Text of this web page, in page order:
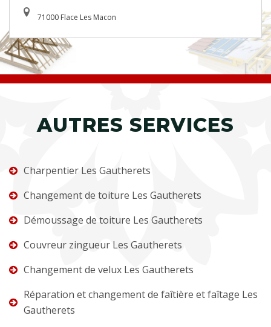
71000 Flace Les Macon
AUTRES SERVICES
Charpentier Les Gautherets
Changement de toiture Les Gautherets
Démoussage de toiture Les Gautherets
Couvreur zingueur Les Gautherets
Changement de velux Les Gautherets
Réparation et changement de faîtière et faîtage Les
Gautherets